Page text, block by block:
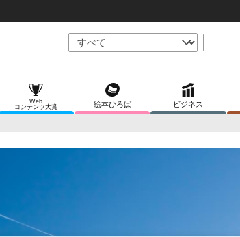
Web
コンテンツ大賞
絵本ひろば ビジネス